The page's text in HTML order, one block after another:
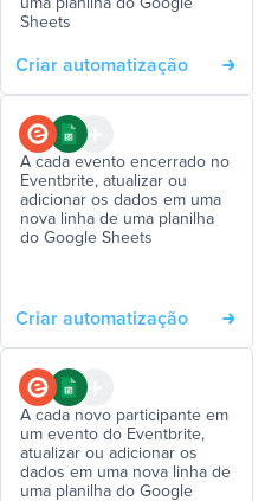
uma planilha do Google
Sheets
Criar automatização
A cada evento encerrado no
Eventbrite, atualizar ou
adicionar os dados em uma
nova linha de uma planilha
do Google Sheets
Criar automatização
A cada novo participante em
um evento do Eventbrite,
atualizar ou adicionar os
dados em uma nova linha de
uma planilha do Google